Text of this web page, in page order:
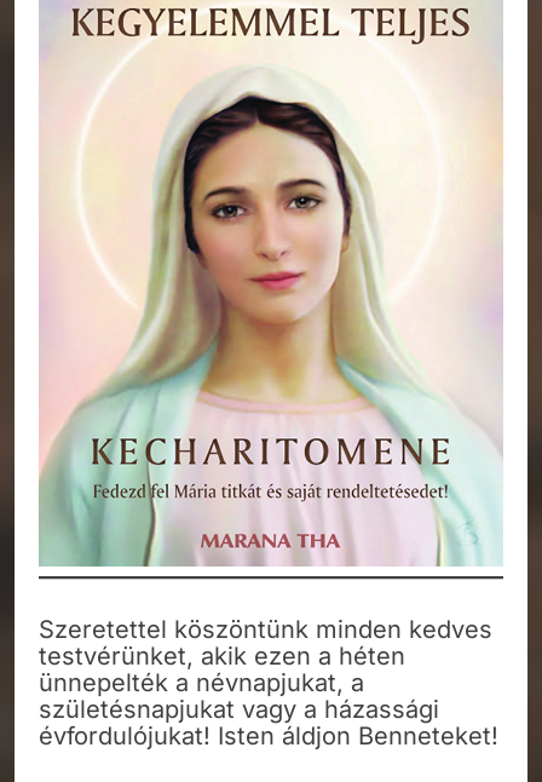
Szeretettel köszöntünk minden kedves
testvérünket, akik ezen a héten
ünnepelték a névnapjukat, a
születésnapjukat vagy a házassági
évfordulójukat! Isten áldjon Benneteket!